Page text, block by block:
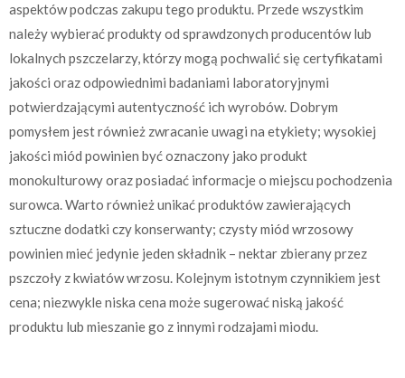
aspektów podczas zakupu tego produktu. Przede wszystkim
należy wybierać produkty od sprawdzonych producentów lub
lokalnych pszczelarzy, którzy mogą pochwalić się certyfikatami
jakości oraz odpowiednimi badaniami laboratoryjnymi
potwierdzającymi autentyczność ich wyrobów. Dobrym
pomysłem jest również zwracanie uwagi na etykiety; wysokiej
jakości miód powinien być oznaczony jako produkt
monokulturowy oraz posiadać informacje o miejscu pochodzenia
surowca. Warto również unikać produktów zawierających
sztuczne dodatki czy konserwanty; czysty miód wrzosowy
powinien mieć jedynie jeden składnik – nektar zbierany przez
pszczoły z kwiatów wrzosu. Kolejnym istotnym czynnikiem jest
cena; niezwykle niska cena może sugerować niską jakość
produktu lub mieszanie go z innymi rodzajami miodu.